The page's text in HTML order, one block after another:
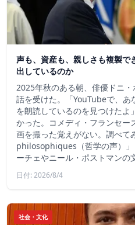
声も、資産も、親しさも複製で
出しているのか
2025年秋のある朝、俳優ドニ
話を受けた。「YouTubeで、
を朗読しているのを見つけたよ
かった。コメディ・フランセー
画を撮った覚えがない。調べて
philosophiques（哲学の声）
ーチェやニール・ポストマン
日付: 2026/8/4
社会・文化